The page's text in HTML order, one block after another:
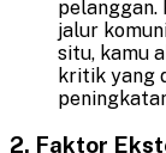
pelanggan.
jalur
situ, kamu
kritik yang
2. Faktor